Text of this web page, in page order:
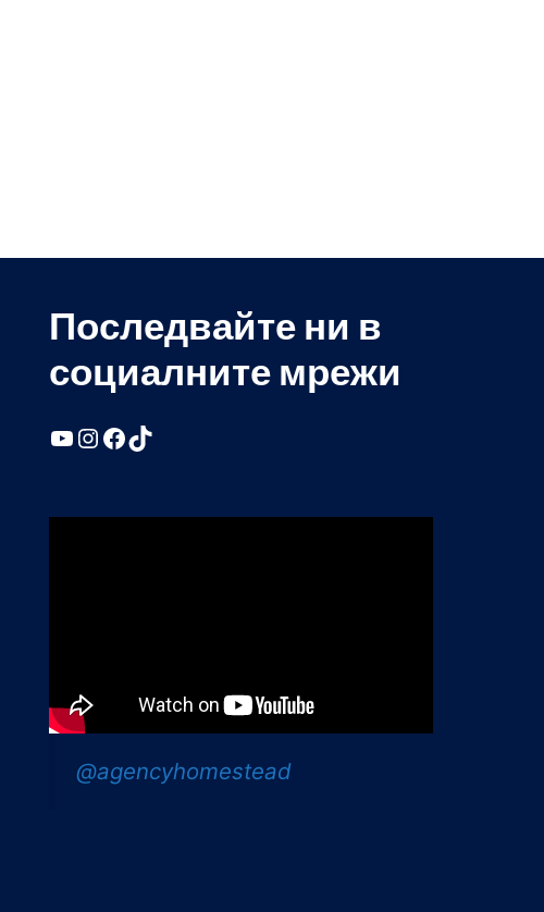
Последвайте ни в
социалните мрежи
YouTube
Instagram
Facebook
TikTok
@agencyhomestead